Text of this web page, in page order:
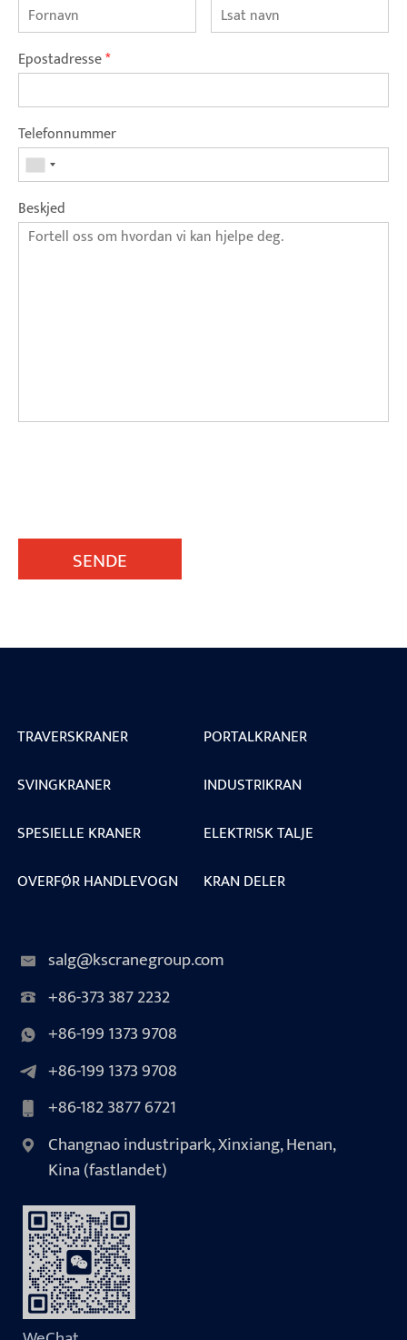
Epostadresse*
Telefonnummer
Beskjed
SENDE
TRAVERSKRANER
PORTALKRANER
SVINGKRANER
INDUSTRIKRAN
SPESIELLE KRANER
ELEKTRISK TALJE
OVERFØR HANDLEVOGN
KRAN DELER
salg@kscranegroup.com
+86-373 387 2232
+86-199 1373 9708
+86-199 1373 9708
+86-182 3877 6721
Changnao industripark, Xinxiang, Henan,
Kina (fastlandet)